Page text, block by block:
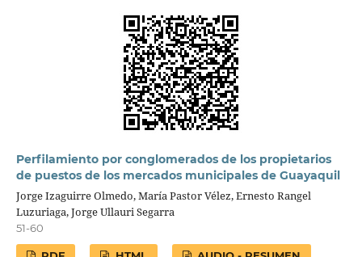
Perfilamiento por conglomerados de los propietarios
de puestos de los mercados municipales de Guayaquil
Jorge Izaguirre Olmedo, María Pastor Vélez, Ernesto Rangel
Luzuriaga, Jorge Ullauri Segarra
51-60